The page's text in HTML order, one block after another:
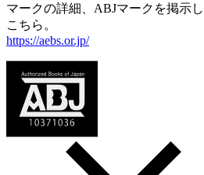
マークの詳細、ABJマークを掲示
こちら。
https://aebs.or.jp/